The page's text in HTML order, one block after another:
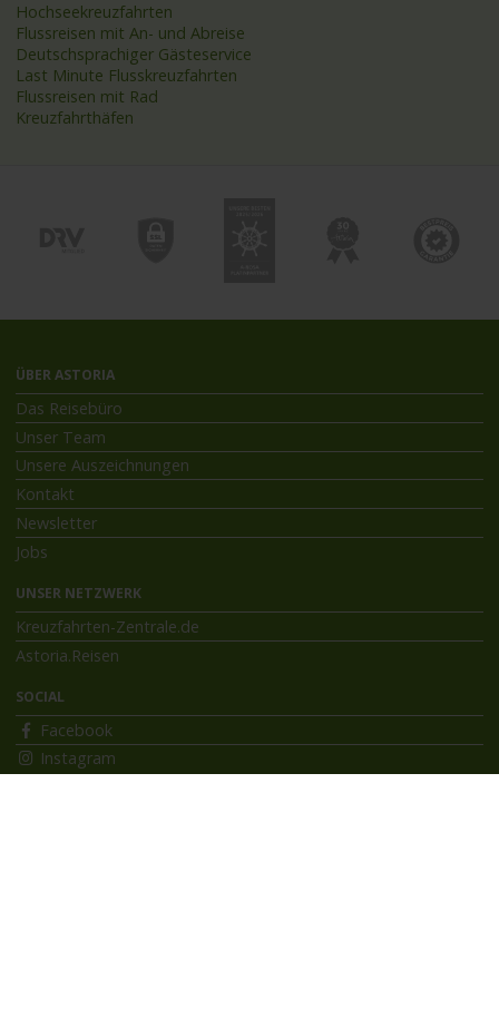
Hochseekreuzfahrten
Flussreisen mit An- und Abreise
Deutschsprachiger Gästeservice
Last Minute Flusskreuzfahrten
Flussreisen mit Rad
Kreuzfahrthäfen
ÜBER ASTORIA
Das Reisebüro
Unser Team
Unsere Auszeichnungen
Kontakt
Newsletter
Jobs
UNSER NETZWERK
Kreuzfahrten-Zentrale.de
Astoria.Reisen
SOCIAL
Facebook
Instagram